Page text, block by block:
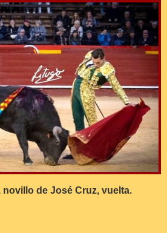
novillo de José Cruz, vuelta.